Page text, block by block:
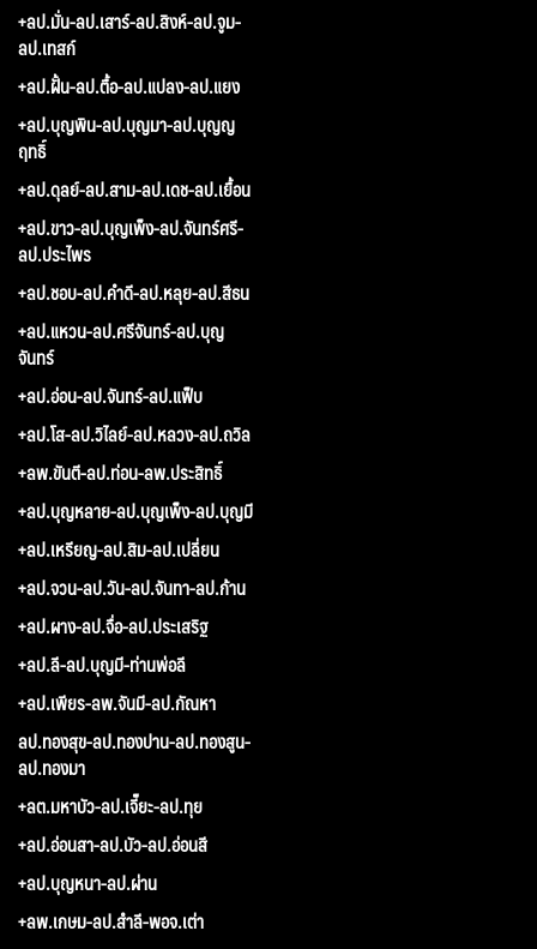
+ลป.มั่น-ลป.เสาร์-ลป.สิงห์-ลป.จูม-
ลป.เทสก์
+ลป.ฝั้น-ลป.ตื้อ-ลป.แปลง-ลป.แยง
+ลป.บุญพิน-ลป.บุญมา-ลป.บุญญ
ฤทธิ์
+ลป.ดุลย์-ลป.สาม-ลป.เดช-ลป.เยื้อน
+ลป.ขาว-ลป.บุญเพ็ง-ลป.จันทร์ศรี-
ลป.ประไพร
+ลป.ชอบ-ลป.คำดี-ลป.หลุย-ลป.สีธน
+ลป.แหวน-ลป.ศรีจันทร์-ลป.บุญ
จันทร์
+ลป.อ่อน-ลป.จันทร์-ลป.แฟ็บ
+ลป.โส-ลป.วิไลย์-ลป.หลวง-ลป.ถวิล
+ลพ.ขันตี-ลป.ท่อน-ลพ.ประสิทธิ์
+ลป.บุญหลาย-ลป.บุญเพ็ง-ลป.บุญมี
+ลป.เหรียญ-ลป.สิม-ลป.เปลี่ยน
+ลป.จวน-ลป.วัน-ลป.จันทา-ลป.ก้าน
+ลป.ผาง-ลป.จื่อ-ลป.ประเสริฐ
+ลป.ลี-ลป.บุญมี-ท่านพ่อลี
+ลป.เพียร-ลพ.จันมี-ลป.กัณหา
ลป.ทองสุข-ลป.ทองปาน-ลป.ทองสูน-
ลป.ทองมา
+ลต.มหาบัว-ลป.เจี๊ยะ-ลป.ทุย
+ลป.อ่อนสา-ลป.บัว-ลป.อ่อนสี
+ลป.บุญหนา-ลป.ผ่าน
+ลพ.เกษม-ลป.สำลี-พอจ.เต่า